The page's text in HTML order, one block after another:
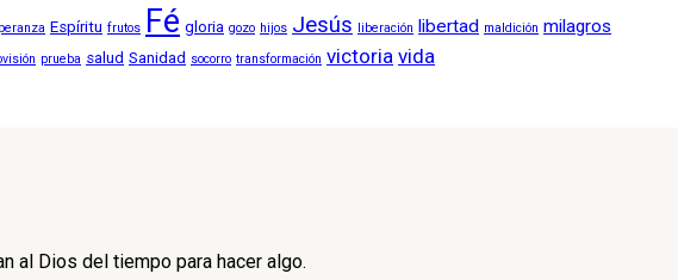
Espíritu frutos Fé gloria gozo hijos Jesús liberación libertad maldición milagros
prueba salud Sanidad socorro transformación victoria vida
al Dios del tiempo para hacer algo.